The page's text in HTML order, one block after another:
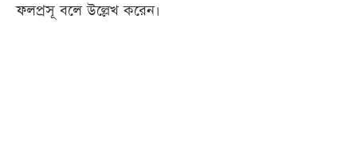
ফলপ্রসূ বলে উল্লেখ করেন।